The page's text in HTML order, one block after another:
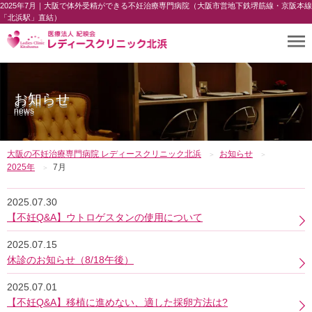
2025年7月｜大阪で体外受精ができる不妊治療専門病院（大阪市営地下鉄堺筋線・京阪本線
「北浜駅」直結）
お知らせ
news
大阪の不妊治療専門病院 レディースクリニック北浜
お知らせ
2025年
7月
2025.07.30
【不妊Q&A】ウトロゲスタンの使用について
2025.07.15
休診のお知らせ（8/18午後）
2025.07.01
【不妊Q&A】移植に進めない、適した採卵方法は?